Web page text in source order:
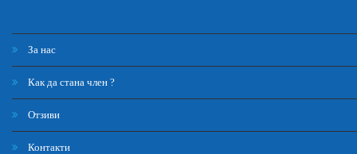
За нас
Как да стана член ?
Отзиви
Контакти